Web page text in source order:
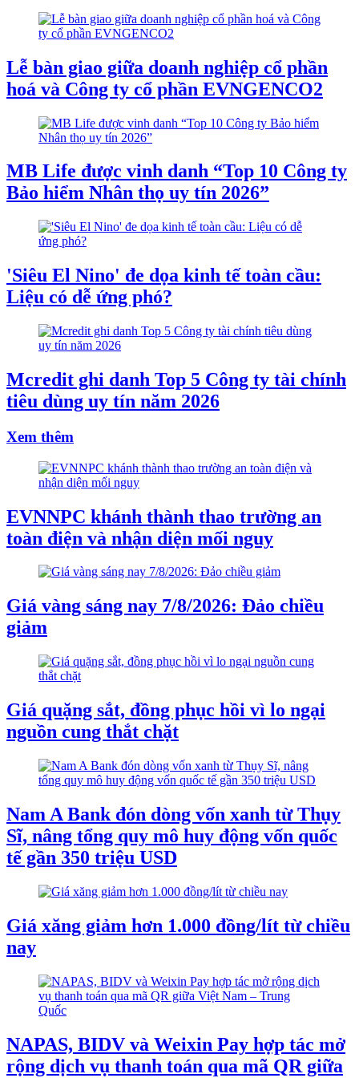
Lễ bàn giao giữa doanh nghiệp cổ phần
hoá và Công ty cổ phần EVNGENCO2
MB Life được vinh danh “Top 10 Công ty
Bảo hiểm Nhân thọ uy tín 2026”
'Siêu El Nino' đe dọa kinh tế toàn cầu:
Liệu có dễ ứng phó?
Mcredit ghi danh Top 5 Công ty tài chính
tiêu dùng uy tín năm 2026
Xem thêm
EVNNPC khánh thành thao trường an
toàn điện và nhận diện mối nguy
Giá vàng sáng nay 7/8/2026: Đảo chiều
giảm
Giá quặng sắt, đồng phục hồi vì lo ngại
nguồn cung thắt chặt
Nam A Bank đón dòng vốn xanh từ Thụy
Sĩ, nâng tổng quy mô huy động vốn quốc
tế gần 350 triệu USD
Giá xăng giảm hơn 1.000 đồng/lít từ chiều
nay
NAPAS, BIDV và Weixin Pay hợp tác mở
rộng dịch vụ thanh toán qua mã QR giữa